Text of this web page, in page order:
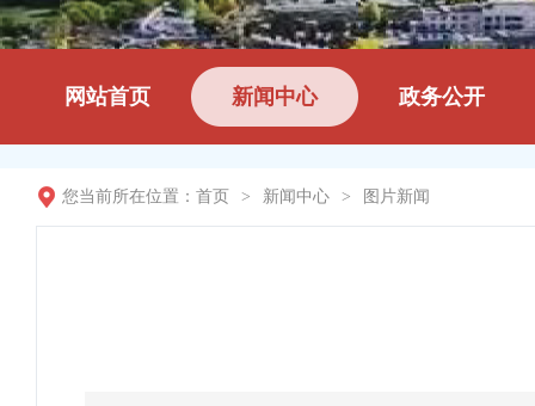
网站首页 新闻中心 政务公开
您当前所在位置： 首页 > 新闻中心 > 图片新闻